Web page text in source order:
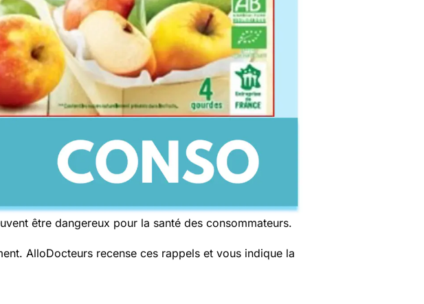
être dangereux pour la santé des consommateurs.
AlloDocteurs recense ces rappels et vous indique la